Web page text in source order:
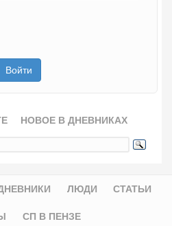
НОВОЕ В ДНЕВНИКАХ
ЛЮДИ СТАТЬИ
СП В ПЕНЗЕ